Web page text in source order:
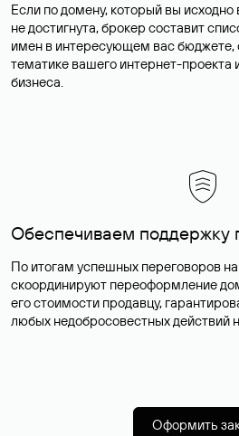
Если по домену, который вы
не достигнута, брокер составит
имен в интересующем вас бюджете,
тематике вашего интернет-проекта
бизнеса.
Обеспечиваем поддержку
По итогам успешных переговоров
скоординируют переоформление
его стоимости продавцу,
любых недобросовестных действий
Оформить